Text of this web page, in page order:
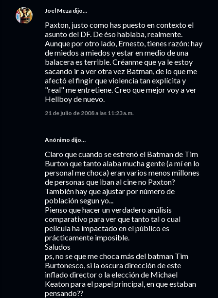
Joel Meza dijo…
Paxton, justo como has puesto en contexto el
asunto del DF. De éso hablaba, realmente.
Aunque por otro lado, Ernesto, tienes razón: hay
de miedos a miedos y estar en medio de una
balacera es terrible. Créanme que ya le estoy
sacando ir a ver otra vez Batman, de lo que me
afectó el fingir que violencia tan explícita y
"real" me entretiene. Creo que mejor voy a ver
Hellboy de nuevo.
21 de julio de 2008 a las 11:23 a.m.
Anónimo dijo…
Claro que cuando se estrenó el Batman de Tim
Burton que tanto alaba mucha gente (a mí en lo
personal me choca) eran varios menos millones
de personas que iban al cine no Paxton?
También hay que ajustar por número de
población segun yo...
Pienso que hacer un verdadero análisis
comparativo para ver que tanto tal o cual
película ha impactado en el público es
prácticamente imposible.
Saludos
ps, no se que me choca más del batman Tim
Burtonesco, si la oscura dirección de este
inflado director o la elección de Michael
Keaton para el papel principal, en que estaban
pensando??